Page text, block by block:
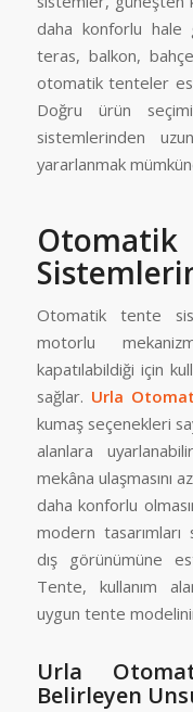
daha konforlu hale
teras, balkon,
otomatik tenteler
Doğru ürün
sistemlerinden
yararlanmak
Otomatik tente
motorlu
kapatılabildiği için
sağlar. Urla
kumaş seçenekleri
alanlara
mekâna ulaşmasını
daha konforlu
modern tasarımları
dış görünümüne
Tente, kullanım
uygun tente
Urla
Belirleyen